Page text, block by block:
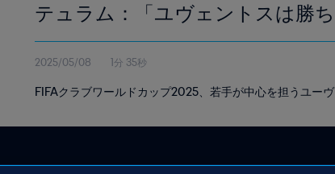
テュラム：「ユヴェントスは勝ち
2025/05/08 1分 35秒
FIFAクラブワールドカップ2025、若手が中心を担うユー